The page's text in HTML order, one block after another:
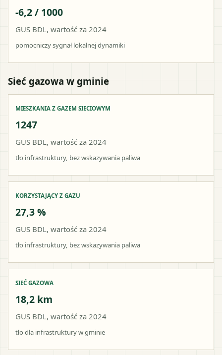
-6,2 / 1000
GUS BDL, wartość za 2024
pomocniczy sygnał lokalnej dynamiki
Sieć gazowa w gminie
MIESZKANIA Z GAZEM SIECIOWYM
1247
GUS BDL, wartość za 2024
tło infrastruktury, bez wskazywania paliwa
KORZYSTAJĄCY Z GAZU
27,3 %
GUS BDL, wartość za 2024
tło infrastruktury, bez wskazywania paliwa
SIEĆ GAZOWA
18,2 km
GUS BDL, wartość za 2024
tło dla infrastruktury w gminie